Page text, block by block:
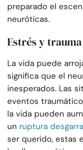
preparado el
neuróticas.
Estrés y trauma
La vida puede
significa que el
inesperados. Las
eventos
la vida pueden
un ruptura
ser querido, estas